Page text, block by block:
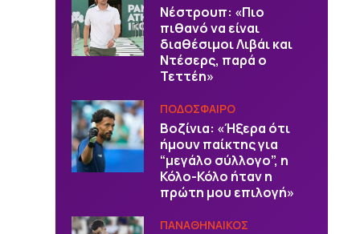
Νέστρουπ: «Πιο
πιθανό να είναι
διαθέσιμοι Λιβάι και
Ντέσερς, παρά ο
Τεττέη»
ΠΟΔΟΣΦΑΙΡΟ
Βοζίνια: «Ήξερα ότι
ήμουν παίκτης για
“μεγάλο σύλλογο”, η
Κόλο-Κόλο ήταν η
πρώτη μου επιλογή»
ΠΑΝΑΘΗΝΑΙΚΟΣ